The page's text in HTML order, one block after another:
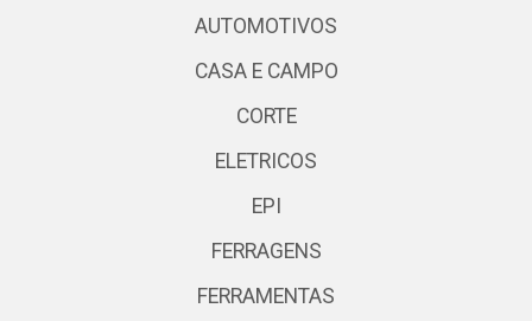
AUTOMOTIVOS
CASA E CAMPO
CORTE
ELETRICOS
EPI
FERRAGENS
FERRAMENTAS